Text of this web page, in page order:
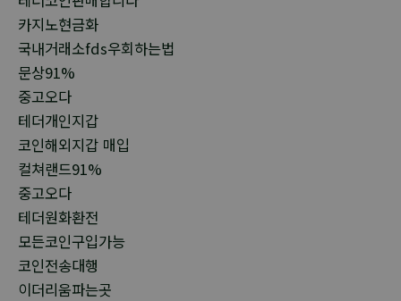
카지노현금화
국내거래소fds우회하는법
문상91%
중고오다
테더개인지갑
코인해외지갑 매입
컬쳐랜드91%
중고오다
테더원화환전
모든코인구입가능
코인전송대행
이더리움파는곳